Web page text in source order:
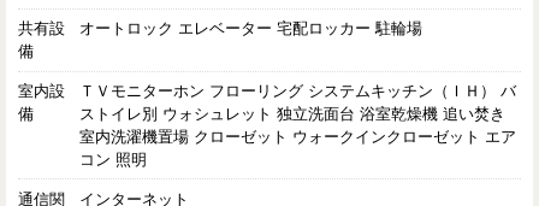
共有設
備
オートロック エレベーター 宅配ロッカー 駐輪場
室内設
備
ＴＶモニターホン フローリング システムキッチン（ＩＨ） バ
ストイレ別 ウォシュレット 独立洗面台 浴室乾燥機 追い焚き
室内洗濯機置場 クローゼット ウォークインクローゼット エア
コン 照明
通信関
インターネット